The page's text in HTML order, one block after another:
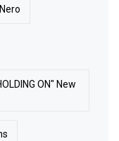
ON" New